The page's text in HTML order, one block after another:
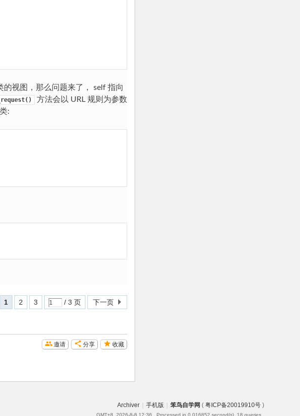
视图，那么问题来了， self 指向
方法会以 URL 规则为参数
:
1 2 3 / 3 页 下一页
收藏
分享
邀请
Archiver 手机版 笨鸟自学网 ( 粤ICP备20019910号 )
GMT+8, 2026-8-8 12:36 , Processed in 0.016852 second(s), 18 queries .